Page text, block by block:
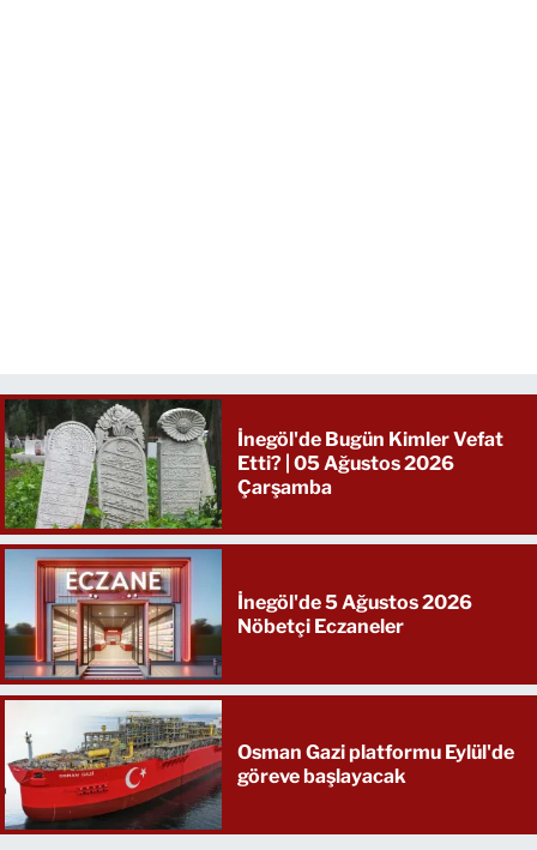
İnegöl'de Bugün Kimler Vefat
Etti? | 05 Ağustos 2026
Çarşamba
İnegöl'de 5 Ağustos 2026
Nöbetçi Eczaneler
Osman Gazi platformu Eylül'de
göreve başlayacak